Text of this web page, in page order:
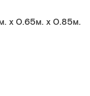
x 0.65м. x 0.85м.